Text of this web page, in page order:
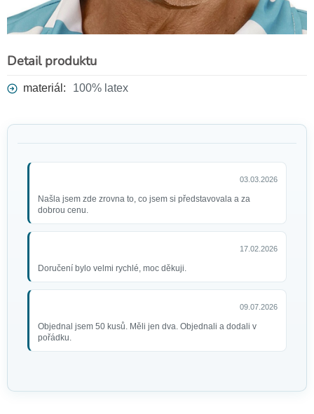
Detail produktu
materiál: 100% latex
03.03.2026
Našla jsem zde zrovna to, co jsem si představovala a za
dobrou cenu.
17.02.2026
Doručení bylo velmi rychlé, moc děkuji.
09.07.2026
Objednal jsem 50 kusů. Měli jen dva. Objednali a dodali v
pořádku.